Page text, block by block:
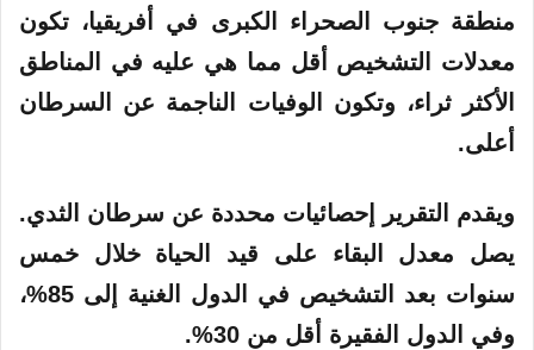
منطقة جنوب الصحراء الكبرى في أفريقيا، تكون
معدلات التشخيص أقل مما هي عليه في المناطق
الأكثر ثراء، وتكون الوفيات الناجمة عن السرطان
أعلى.
ويقدم التقرير إحصائيات محددة عن سرطان الثدي.
يصل معدل البقاء على قيد الحياة خلال خمس
سنوات بعد التشخيص في الدول الغنية إلى 85%،
وفي الدول الفقيرة أقل من 30%.